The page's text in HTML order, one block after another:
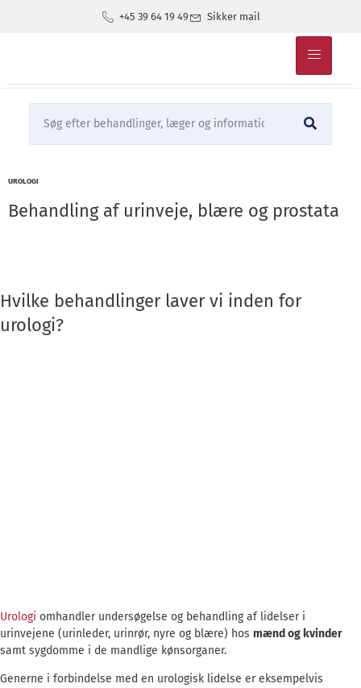
+45 39 64 19 49 Sikker mail
UROLOGI
Behandling af urinveje, blære og prostata
Hvilke behandlinger laver vi inden for
urologi?
Urologi omhandler undersøgelse og behandling af lidelser i
urinvejene (urinleder, urinrør, nyre og blære) hos mænd og kvinder
samt sygdomme i de mandlige kønsorganer.
Generne i forbindelse med en urologisk lidelse er eksempelvis